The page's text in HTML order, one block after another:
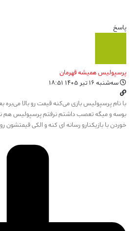
پاسخ
پرسپولیس همیشه قهرمان
سه‌شنبه ۱۶ تیر ۱۴۰۵ ۱۸:۵۱
با نام پرسپولیس بازی می‌کنه قیمت رو بالا می‌بره
بوسه و میگه تعصب داشتم نرفتم پرسپولیس هم
خوردن با بازیکنارو رسانه ای کنه و الکی قیمتشون رو